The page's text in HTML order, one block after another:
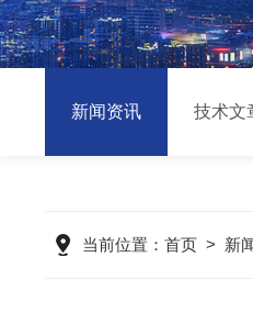
新闻资讯 技术文
当前位置： 首页> 新